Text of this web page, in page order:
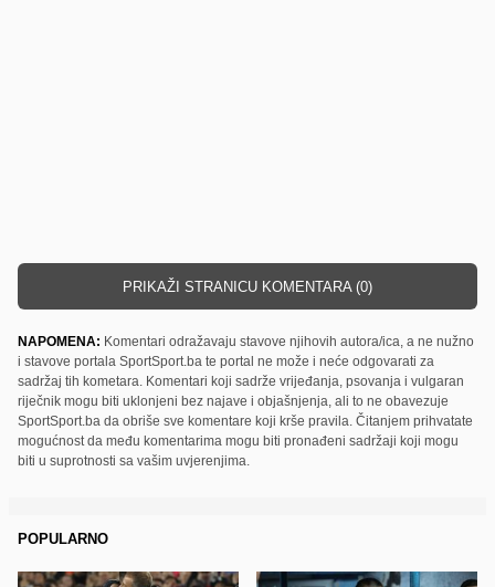
PRIKAŽI STRANICU KOMENTARA (0)
NAPOMENA: Komentari odražavaju stavove njihovih autora/ica, a ne nužno
i stavove portala SportSport.ba te portal ne može i neće odgovarati za
sadržaj tih kometara. Komentari koji sadrže vrijeđanja, psovanja i vulgaran
riječnik mogu biti uklonjeni bez najave i objašnjenja, ali to ne obavezuje
SportSport.ba da obriše sve komentare koji krše pravila. Čitanjem prihvatate
mogućnost da među komentarima mogu biti pronađeni sadržaji koji mogu
biti u suprotnosti sa vašim uvjerenjima.
POPULARNO